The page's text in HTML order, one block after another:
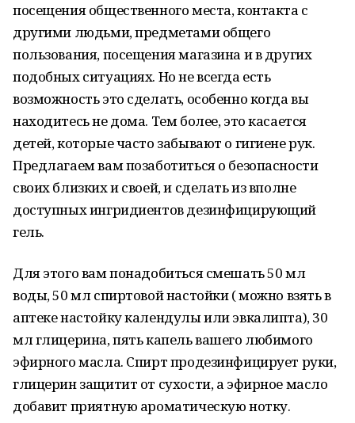
посещения общественного места, контакта с
другими людьми, предметами общего
пользования, посещения магазина и в других
подобных ситуациях. Но не всегда есть
возможность это сделать, особенно когда вы
находитесь не дома. Тем более, это касается
детей, которые часто забывают о гигиене рук.
Предлагаем вам позаботиться о безопасности
своих близких и своей, и сделать из вполне
доступных ингридиентов дезинфицирующий
гель.
Для этого вам понадобиться смешать 50 мл
воды, 50 мл спиртовой настойки ( можно взять в
аптеке настойку календулы или эвкалипта), 30
мл глицерина, пять капель вашего любимого
эфирного масла. Спирт продезинфицирует руки,
глицерин защитит от сухости, а эфирное масло
добавит приятную ароматическую нотку.